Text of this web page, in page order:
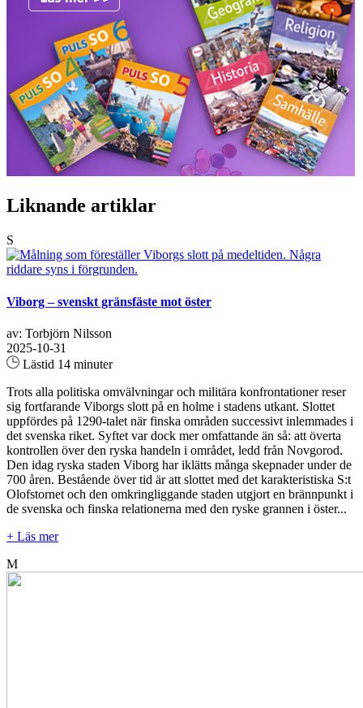
Liknande artiklar
S
Viborg – svenskt gränsfäste mot öster
av: Torbjörn Nilsson
2025-10-31
Lästid 14 minuter
Trots alla politiska omvälvningar och militära konfrontationer reser
sig fortfarande Viborgs slott på en holme i stadens utkant. Slottet
uppfördes på 1290-talet när finska områden successivt inlemmades i
det svenska riket. Syftet var dock mer omfattande än så: att överta
kontrollen över den ryska handeln i området, ledd från Novgorod.
Den idag ryska staden Viborg har iklätts många skepnader under de
700 åren. Bestående över tid är att slottet med det karakteristiska S:t
Olofstornet och den omkringliggande staden utgjort en brännpunkt i
de svenska och finska relationerna med den ryske grannen i öster...
+ Läs mer
M